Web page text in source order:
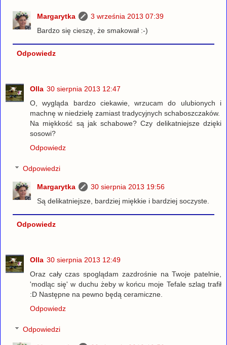
Margarytka
3 września 2013 07:39
Bardzo się cieszę, że smakował :-)
Odpowiedz
Olla 30 sierpnia 2013 12:47
O, wygląda bardzo ciekawie, wrzucam do ulubionych i
machnę w niedzielę zamiast tradycyjnych schaboszczaków.
Na miękkość są jak schabowe? Czy delikatniejsze dzięki
sosowi?
Odpowiedz
Odpowiedzi
Margarytka
30 sierpnia 2013 19:56
Są delikatniejsze, bardziej miękkie i bardziej soczyste.
Odpowiedz
Olla 30 sierpnia 2013 12:49
Oraz cały czas spoglądam zazdrośnie na Twoje patelnie,
'modląc się' w duchu żeby w końcu moje Tefale szlag trafił
:D Następne na pewno będą ceramiczne.
Odpowiedz
Odpowiedzi